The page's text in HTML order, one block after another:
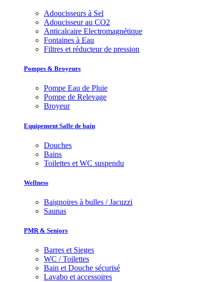
Adoucisseurs à Sel
Adoucisseur au CO2
Anticalcaire Electromagnétique
Fontaines à Eau
Filtres et réducteur de pression
Pompes & Broyeurs
Pompe Eau de Pluie
Pompe de Relevage
Broyeur
Equipement Salle de bain
Douches
Bains
Toilettes et WC suspendu
Wellness
Baignoires à bulles / Jacuzzi
Saunas
PMR & Seniors
Barres et Sieges
WC / Toilettes
Bain et Douche sécurisé
Lavabo et accessoires